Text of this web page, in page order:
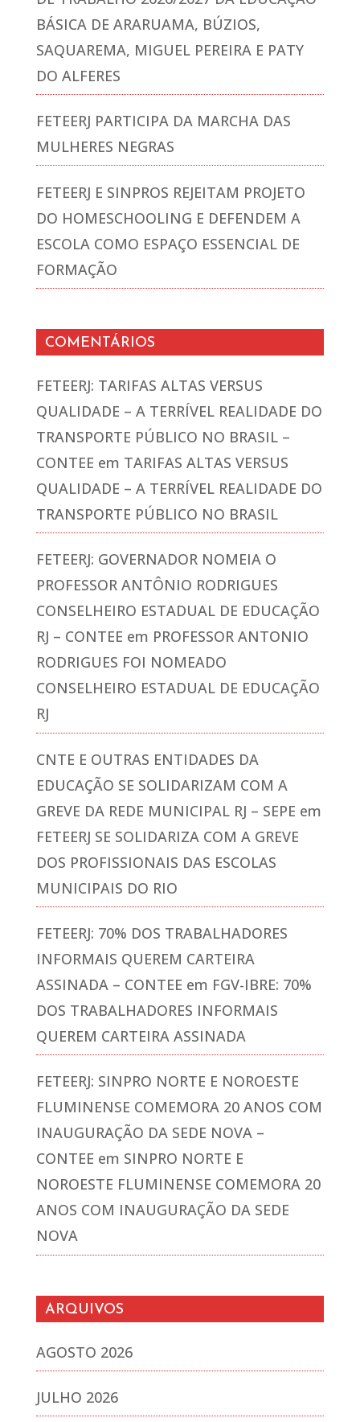
BÁSICA DE ARARUAMA, BÚZIOS,
SAQUAREMA, MIGUEL PEREIRA E PATY
DO ALFERES
FETEERJ PARTICIPA DA MARCHA DAS
MULHERES NEGRAS
FETEERJ E SINPROS REJEITAM PROJETO
DO HOMESCHOOLING E DEFENDEM A
ESCOLA COMO ESPAÇO ESSENCIAL DE
FORMAÇÃO
COMENTÁRIOS
FETEERJ: TARIFAS ALTAS VERSUS
QUALIDADE – A TERRÍVEL REALIDADE DO
TRANSPORTE PÚBLICO NO BRASIL –
CONTEE em TARIFAS ALTAS VERSUS
QUALIDADE – A TERRÍVEL REALIDADE DO
TRANSPORTE PÚBLICO NO BRASIL
FETEERJ: GOVERNADOR NOMEIA O
PROFESSOR ANTÔNIO RODRIGUES
CONSELHEIRO ESTADUAL DE EDUCAÇÃO
RJ – CONTEE em PROFESSOR ANTONIO
RODRIGUES FOI NOMEADO
CONSELHEIRO ESTADUAL DE EDUCAÇÃO
RJ
CNTE E OUTRAS ENTIDADES DA
EDUCAÇÃO SE SOLIDARIZAM COM A
GREVE DA REDE MUNICIPAL RJ – SEPE em
FETEERJ SE SOLIDARIZA COM A GREVE
DOS PROFISSIONAIS DAS ESCOLAS
MUNICIPAIS DO RIO
FETEERJ: 70% DOS TRABALHADORES
INFORMAIS QUEREM CARTEIRA
ASSINADA – CONTEE em FGV-IBRE: 70%
DOS TRABALHADORES INFORMAIS
QUEREM CARTEIRA ASSINADA
FETEERJ: SINPRO NORTE E NOROESTE
FLUMINENSE COMEMORA 20 ANOS COM
INAUGURAÇÃO DA SEDE NOVA –
CONTEE em SINPRO NORTE E
NOROESTE FLUMINENSE COMEMORA 20
ANOS COM INAUGURAÇÃO DA SEDE
NOVA
ARQUIVOS
AGOSTO 2026
JULHO 2026